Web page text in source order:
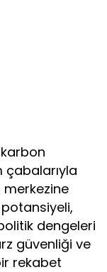
çabalarıyla
dengeleri
güvenliği ve
rekabet